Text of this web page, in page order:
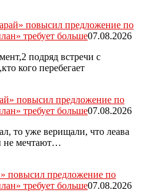
повысил предложение по
требует больше07.08.2026
подряд встречи с
кого перебегает
повысил предложение по
требует больше07.08.2026
то уже верищали, что леава
не мечтают…
повысил предложение по
требует больше07.08.2026